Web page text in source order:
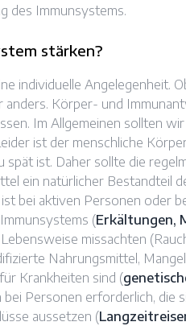
des Immunsystems.
stärken?
individuelle Angelegenheit.
Körper- und
Im Allgemeinen sollten
ist der menschliche
spät ist. Daher sollte die
ein natürlicher Bestandteil
bei aktiven Personen oder
(Erkältungen,
missachten
Nahrungsmittel,
Krankheiten sind (
bei Personen erforderlich, die
aussetzen (